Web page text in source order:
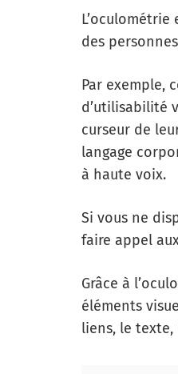
L’oculométrie
des
Par exemple,
d’utilisabilité
curseur de
langage
à haute voix.
Si vous ne
faire appel
Grâce à
éléments
liens, le